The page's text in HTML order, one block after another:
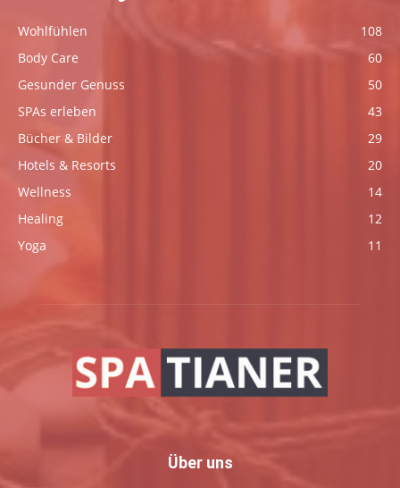
Wohlfühlen
108
Body Care
60
Gesunder Genuss
50
SPAs erleben
43
Bücher & Bilder
29
Hotels & Resorts
20
Wellness
14
Healing
12
Yoga
11
Über uns